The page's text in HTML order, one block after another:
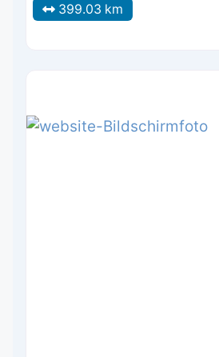
399.03 km